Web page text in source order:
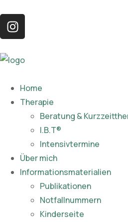
Home
Therapie
Beratung &
I.B.T®
Intensivtermine
Über mich
Informationsmaterialien
Publikationen​
Notfallnummern
Kinderseite